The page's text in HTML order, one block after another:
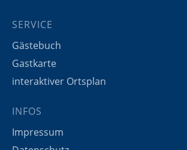
SERVICE
Gästebuch
Gastkarte
interaktiver Ortsplan
INFOS
Impressum